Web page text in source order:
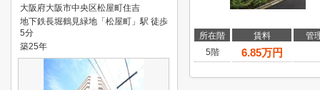
所在階 賃料
管
5階
6.85万円
大阪府大阪市中央区松屋町住吉
地下鉄長堀鶴見緑地「松屋町」駅 徒歩
5分
築25年